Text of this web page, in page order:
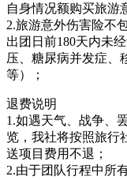
自身情况额购买旅游
2.旅游意外伤害险不
出团日前180天内未
压、糖尿病并发症、
等）；
退费说明
1.如遇天气、战争、
览，我社将按照旅行
送项目费用不退；
2.由于团队行程中所